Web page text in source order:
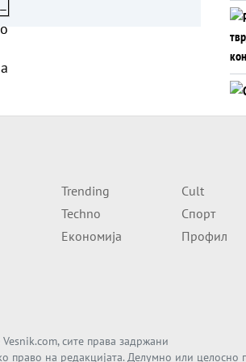
Trending
Techno
Економија
Cult
Спорт
Профил
сите права задржани
право на редакцијата. Делумно или целосно